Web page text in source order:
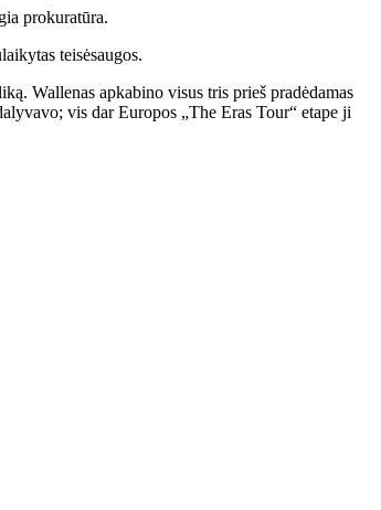
prokuratūra.
teisėsaugos.
Wallenas apkabino visus tris prieš pradėdamas
vis dar Europos „The Eras Tour“ etape ji